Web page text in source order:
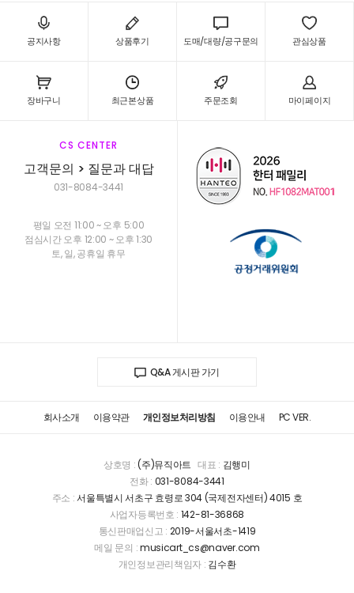
공지사항 상품후기 도매/대량/공구문의 관심상품
장바구니 최근본상품 주문조회 마이페이지
CS CENTER
고객문의 > 질문과 대답
031-8084-3441
평일 오전 11:00 ~ 오후 5:00
점심시간 오후 12:00 ~ 오후 1:30
토, 일, 공휴일 휴무
Q&A 게시판 가기
회사소개 이용약관 개인정보처리방침 이용안내 PC VER.
상호명 :(주)뮤직아트 대표 : 김행미
전화 : 031-8084-3441
주소 :서울특별시 서초구 효령로 304 (국제전자센터) 4015 호
사업자등록번호 : 142-81-36868
통신판매업신고 : 2019-서울서초-1419
메일 문의 :musicart_cs@naver.com
개인정보관리책임자 : 김수환